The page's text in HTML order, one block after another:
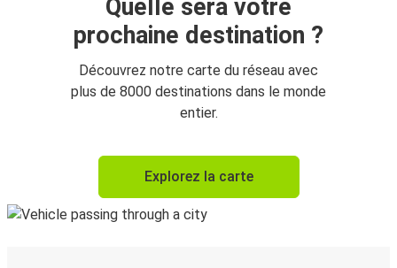
Quelle sera votre
prochaine destination ?
Découvrez notre carte du réseau avec
plus de 8000 destinations dans le monde
entier.
Explorez la carte